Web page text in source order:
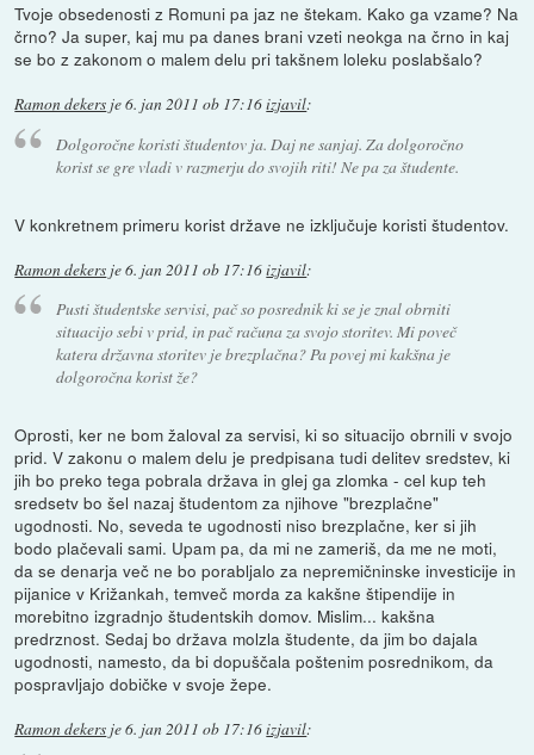
Tvoje obsedenosti z Romuni pa jaz ne štekam. Kako ga vzame? Na
črno? Ja super, kaj mu pa danes brani vzeti neokga na črno in kaj
se bo z zakonom o malem delu pri takšnem loleku poslabšalo?
Ramon dekers je6. jan 2011 ob 17:16izjavil:
Dolgoročne koristi študentov ja. Daj ne sanjaj. Za dolgoročno
korist se gre vladi v razmerju do svojih riti! Ne pa za študente.
V konkretnem primeru korist države ne izključuje koristi študentov.
Ramon dekers je6. jan 2011 ob 17:16izjavil:
Pusti študentske servisi, pač so posrednik ki se je znal obrniti
situacijo sebi v prid, in pač računa za svojo storitev. Mi poveč
katera državna storitev je brezplačna? Pa povej mi kakšna je
dolgoročna korist že?
Oprosti, ker ne bom žaloval za servisi, ki so situacijo obrnili v svojo
prid. V zakonu o malem delu je predpisana tudi delitev sredstev, ki
jih bo preko tega pobrala država in glej ga zlomka - cel kup teh
sredsetv bo šel nazaj študentom za njihove "brezplačne"
ugodnosti. No, seveda te ugodnosti niso brezplačne, ker si jih
bodo plačevali sami. Upam pa, da mi ne zameriš, da me ne moti,
da se denarja več ne bo porabljalo za nepremičninske investicije in
pijanice v Križankah, temveč morda za kakšne štipendije in
morebitno izgradnjo študentskih domov. Mislim... kakšna
predrznost. Sedaj bo država molzla študente, da jim bo dajala
ugodnosti, namesto, da bi dopuščala poštenim posrednikom, da
pospravljajo dobičke v svoje žepe.
Ramon dekers je6. jan 2011 ob 17:16izjavil: